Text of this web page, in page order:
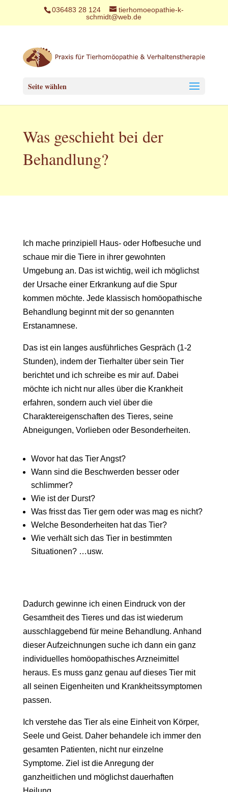
036483 28 124
tierhomoeopathie-k-
schmidt@web.de
Seite wählen
Was geschieht bei der
Behandlung?
Ich mache prinzipiell Haus- oder Hofbesuche und
schaue mir die Tiere in ihrer gewohnten
Umgebung an. Das ist wichtig, weil ich möglichst
der Ursache einer Erkrankung auf die Spur
kommen möchte. Jede klassisch homöopathische
Behandlung beginnt mit der so genannten
Erstanamnese.
Das ist ein langes ausführliches Gespräch (1-2
Stunden), indem der Tierhalter über sein Tier
berichtet und ich schreibe es mir auf. Dabei
möchte ich nicht nur alles über die Krankheit
erfahren, sondern auch viel über die
Charaktereigenschaften des Tieres, seine
Abneigungen, Vorlieben oder Besonderheiten.
Wovor hat das Tier Angst?
Wann sind die Beschwerden besser oder
schlimmer?
Wie ist der Durst?
Was frisst das Tier gern oder was mag es nicht?
Welche Besonderheiten hat das Tier?
Wie verhält sich das Tier in bestimmten
Situationen? …usw.
Dadurch gewinne ich einen Eindruck von der
Gesamtheit des Tieres und das ist wiederum
ausschlaggebend für meine Behandlung. Anhand
dieser Aufzeichnungen suche ich dann ein ganz
individuelles homöopathisches Arzneimittel
heraus. Es muss ganz genau auf dieses Tier mit
all seinen Eigenheiten und Krankheitssymptomen
passen.
Ich verstehe das Tier als eine Einheit von Körper,
Seele und Geist. Daher behandele ich immer den
gesamten Patienten, nicht nur einzelne
Symptome. Ziel ist die Anregung der
ganzheitlichen und möglichst dauerhaften